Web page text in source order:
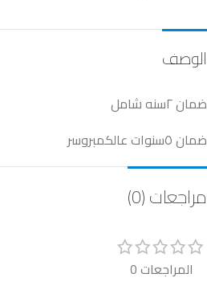
الوصف
ضمان ٢سنه شامل
ضمان ٥سنوات عالكمبروسر
مراجعات (0)
المراجعات 0